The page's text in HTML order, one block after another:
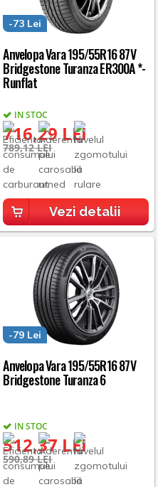
Anvelopa Vara 195/55R16 87V
Bridgestone Turanza ER300A *-
Runflat
IN STOC
716,29 LEI
-73 Lei
789,12 LEI
Vezi detalii
Anvelopa Vara 195/55R16 87V
Bridgestone Turanza 6
IN STOC
512,37 LEI
-79 Lei
590,89 LEI